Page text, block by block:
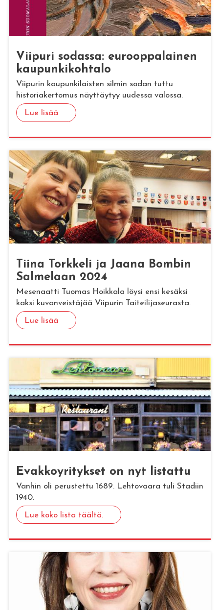
Vii­pu­ri so­das­sa: eu­roop­pa­lai­nen
kau­pun­ki­koh­ta­lo
Viipurin kaupunkilaisten silmin sodan tuttu
historiakertomus näyttäytyy uudessa valossa.
Lue lisää
Tiina Tork­ke­li ja Jaana Bom­bin
Sal­me­laan 2024
Mesenaatti Tuomas Hoikkala löysi ensi kesäksi
kaksi kuvanveistäjää Viipurin Taiteilijaseurasta.
Lue lisää
Evak­ko­y­ri­tyk­set on nyt lis­tat­tu
Vanhin oli perustettu 1689. Lehtovaara tuli Stadiin
1940.
Lue koko lista täältä.